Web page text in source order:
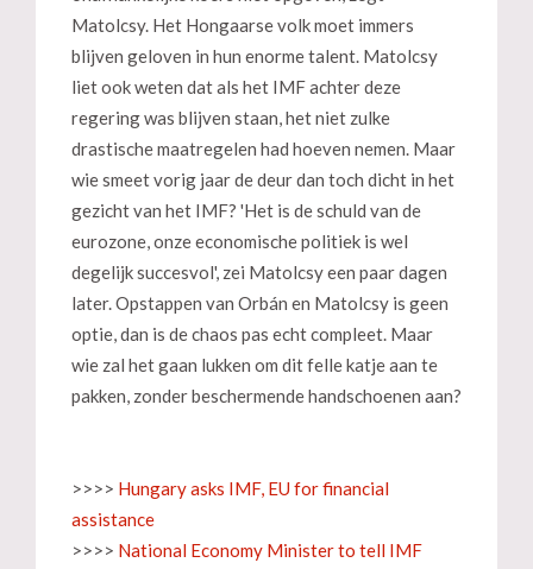
Matolcsy. Het Hongaarse volk moet immers
blijven geloven in hun enorme talent. Matolcsy
liet ook weten dat als het IMF achter deze
regering was blijven staan, het niet zulke
drastische maatregelen had hoeven nemen. Maar
wie smeet vorig jaar de deur dan toch dicht in het
gezicht van het IMF? 'Het is de schuld van de
eurozone, onze economische politiek is wel
degelijk succesvol', zei Matolcsy een paar dagen
later. Opstappen van Orbán en Matolcsy is geen
optie, dan is de chaos pas echt compleet. Maar
wie zal het gaan lukken om dit felle katje aan te
pakken, zonder beschermende handschoenen aan?
>>>> Hungary asks IMF, EU for financial
assistance
>>>> National Economy Minister to tell IMF